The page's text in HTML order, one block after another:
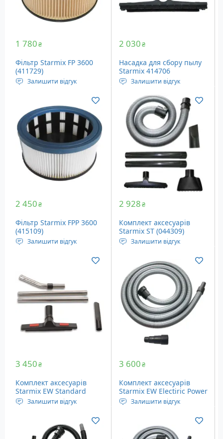
1 780₴
Фільтр Starmix FP 3600
(411729)
Залишити відгук
Starmix
2 030₴
Насадка для сбору пылу
Starmix 414706
Залишити відгук
Насадка шириною 37 для
збирання пилу.
2 450₴
Фільтр Starmix FPP 3600
(415109)
Залишити відгук
2 928₴
Комплект аксесуарів
Starmix ST (044309)
Залишити відгук
Аксесуари для пилососів
Starmix, 7 шт.
3 450₴
Комплект аксесуарів
Starmix EW Standard
Supplementary Set
(063201)
Залишити відгук
Starmix, 5 шт.
3 600₴
Комплект аксесуарів
Starmix EW Electiric Power
Tools (044705)
Залишити відгук
Starmix для
електроінструменту, 2